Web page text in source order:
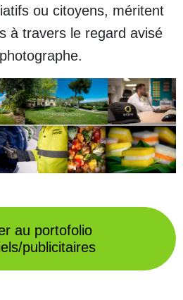
ou citoyens, méritent
à travers le regard avisé
au portofolio
publicitaires